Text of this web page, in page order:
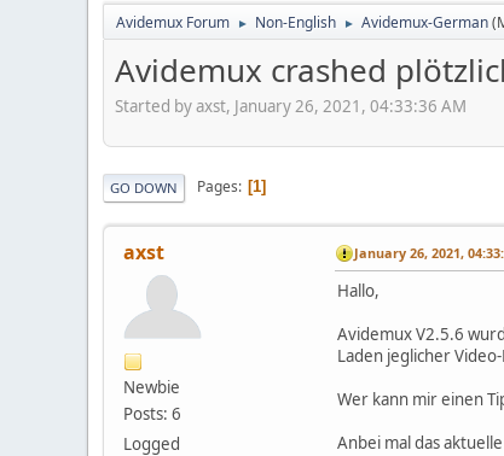
Avidemux Forum ► Non-English ► Avidemux-German
Avidemux crashed
Started by axst, January 26, 2021, 04:33:36 AM
GO DOWN Pages 1
axst
Newbie
Posts: 6
Logged
January 26, 2021,
Hallo,
Avidemux V2.5.6
Laden jeglicher
Wer kann mir einen
Anbei mal das